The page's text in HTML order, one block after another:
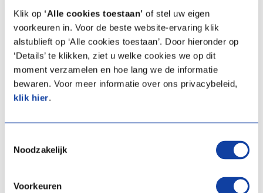
Klik op ‘Alle cookies toestaan’ of stel uw eigen
voorkeuren in. Voor de beste website-ervaring klik
alstublieft op ‘Alle cookies toestaan’. Door hieronder op
‘Details’ te klikken, ziet u welke cookies we op dit
moment verzamelen en hoe lang we de informatie
bewaren. Voor meer informatie over ons privacybeleid,
klik hier.
Noodzakelijk
Voorkeuren
Cette formation se déroule dans leExperience centre d’Itho
Daalderop Belgique(Zellik).
Prénom
Adresse e-mail